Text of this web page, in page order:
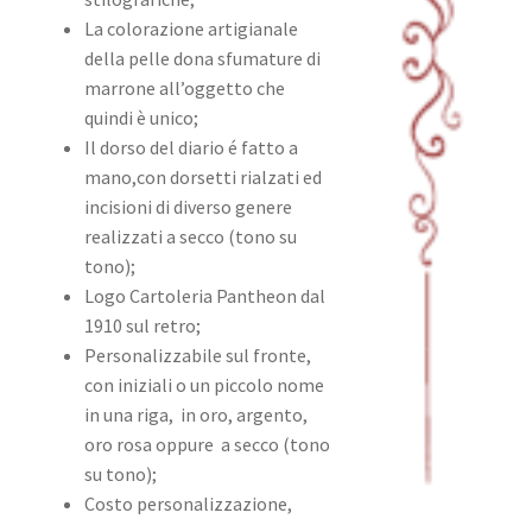
La colorazione artigianale
della pelle dona sfumature di
marrone all’oggetto che
quindi è unico;
Il dorso del diario é fatto a
mano,con dorsetti rialzati ed
incisioni di diverso genere
realizzati a secco (tono su
tono);
Logo Cartoleria Pantheon dal
1910 sul retro;
Personalizzabile sul fronte,
con iniziali o un piccolo nome
in una riga, in oro, argento,
oro rosa oppure a secco (tono
su tono);
Costo personalizzazione,